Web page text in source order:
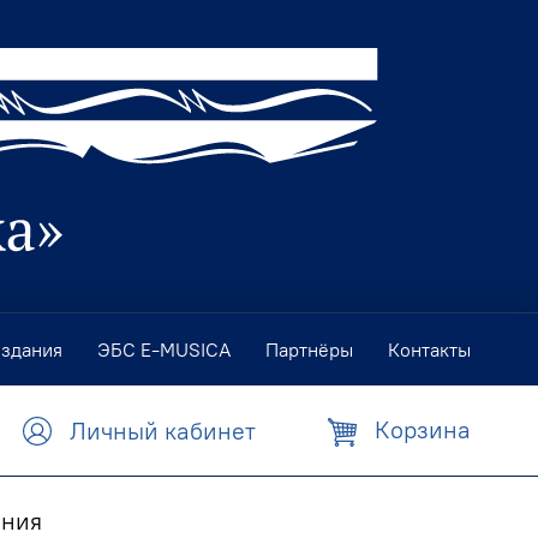
ЭБС E-MUSICA Партнёры Контакты
Личный кабинет Корзина